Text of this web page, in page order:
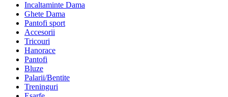
Incaltaminte Dama
Ghete Dama
Pantofi sport
Accesorii
Tricouri
Hanorace
Pantofi
Bluze
Palarii/Bentite
Treninguri